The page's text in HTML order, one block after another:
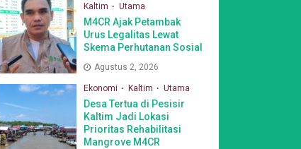
Kaltim
Utama
M4CR Ajak Petambak
Urus Legalitas Lewat
Skema Perhutanan Sosial
Agustus 2, 2026
Ekonomi Kaltim Utama
Desa Tertua di Pesisir
Kaltim Jadi Lokasi
Prioritas Rehabilitasi
Mangrove M4CR